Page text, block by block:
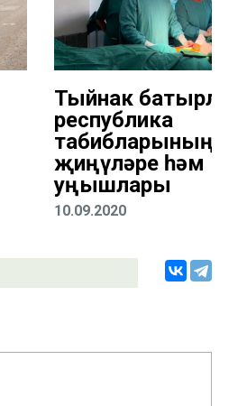
Тыйнак батырлык:
республика
табибларының яңа
җиңүләре һәм
уңышлары
10.09.2020